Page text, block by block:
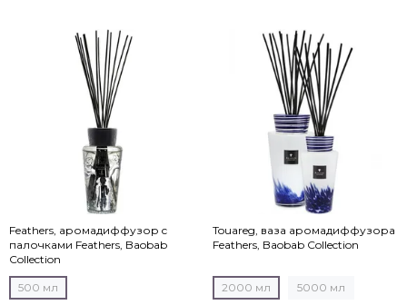
Feathers, аромадиффузор c
палочками Feathers, Baobab
Collection
500 мл
Touareg, ваза аромадиффузора
Feathers, Baobab Collection
2000 мл 5000 мл